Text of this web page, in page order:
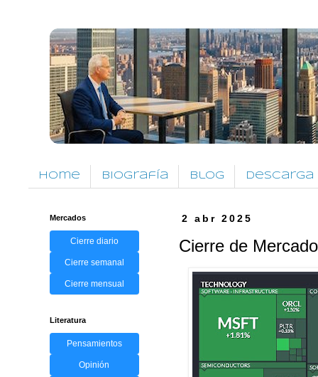
Home Biografía Blog Descarga
2 abr 2025
Cierre de
Mercados
Cierre diario
Cierre semanal
Cierre mensual
Literatura
Pensamientos
Opinión